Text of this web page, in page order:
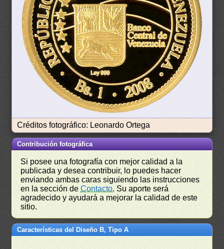
Créditos fotográfico: Leonardo Ortega
Contribución fotográfica
Si posee una fotografía con mejor calidad a la
publicada y desea contribuir, lo puedes hacer
enviando ambas caras siguiendo las instrucciones
en la sección deContacto. Su aporte será
agradecido y ayudará a mejorar la calidad de este
sitio.
Características del Diseño B, Tipo A